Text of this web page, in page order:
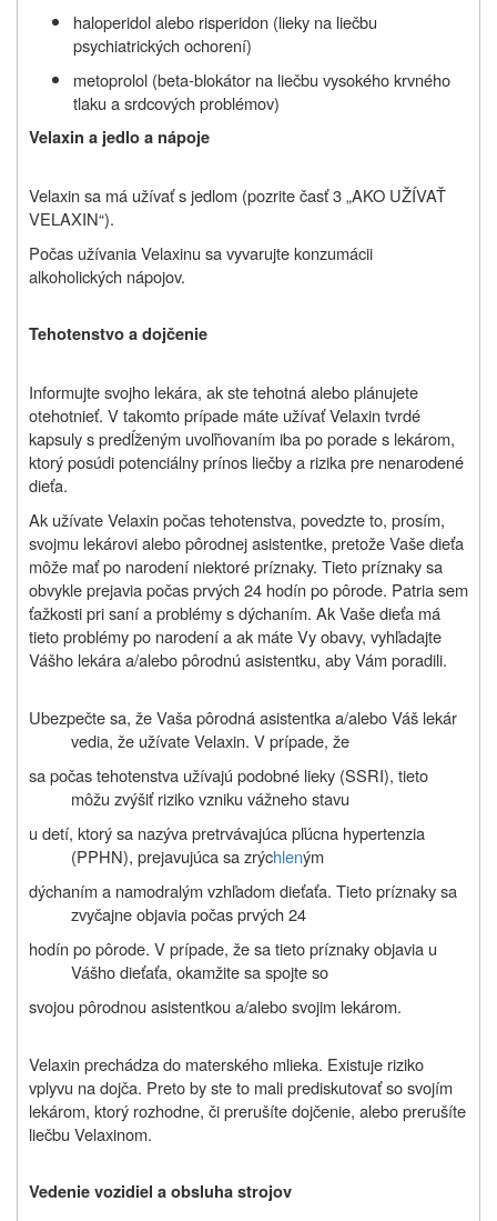
haloperidol alebo risperidon (lieky na liečbu
psychiatrických ochorení)
metoprolol (beta‑blokátor na liečbu vysokého krvného
tlaku a srdcových problémov)
Velaxin a jedlo a nápoje
Velaxin sa má užívať s jedlom (pozrite časť 3 „AKO UŽÍVAŤ
VELAXIN“).
Počas užívania Velaxinu sa vyvarujte konzumácii
alkoholických nápojov.
Tehotenstvo a dojčenie
Informujte svojho lekára, ak ste tehotná alebo plánujete
otehotnieť. V takomto prípade máte užívať Velaxin tvrdé
kapsuly s predĺženým uvoľňovaním iba po porade s lekárom,
ktorý posúdi potenciálny prínos liečby a rizika pre nenarodené
dieťa.
Ak užívate Velaxin počas tehotenstva, povedzte to, prosím,
svojmu lekárovi alebo pôrodnej asistentke, pretože Vaše dieťa
môže mať po narodení niektoré príznaky. Tieto príznaky sa
obvykle prejavia počas prvých 24 hodín po pôrode. Patria sem
ťažkosti pri saní a problémy s dýchaním. Ak Vaše dieťa má
tieto problémy po narodení a ak máte Vy obavy, vyhľadajte
Vášho lekára a/alebo pôrodnú asistentku, aby Vám poradili.
Ubezpečte sa, že Vaša pôrodná asistentka a/alebo Váš lekár
vedia, že užívate Velaxin. V prípade, že
sa počas tehotenstva užívajú podobné lieky (SSRI), tieto
môžu zvýšiť riziko vzniku vážneho stavu
u detí, ktorý sa nazýva pretrvávajúca pľúcna hypertenzia
(PPHN), prejavujúca sa zrýchleným
dýchaním a namodralým vzhľadom dieťaťa. Tieto príznaky sa
zvyčajne objavia počas prvých 24
hodín po pôrode. V prípade, že sa tieto príznaky objavia u
Vášho dieťaťa, okamžite sa spojte so
svojou pôrodnou asistentkou a/alebo svojim lekárom.
Velaxin prechádza do materského mlieka. Existuje riziko
vplyvu na dojča. Preto by ste to mali prediskutovať so svojím
lekárom, ktorý rozhodne, či prerušíte dojčenie, alebo prerušíte
liečbu Velaxinom.
Vedenie vozidiel a obsluha strojov